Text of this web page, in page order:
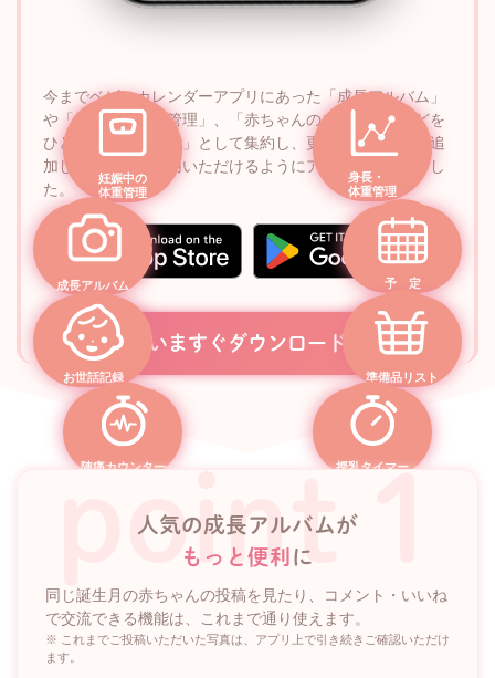
妊娠中の
体重管理
身長・
体重管理
成長アルバム 予 定
お世話記録 準備品リスト
陣痛カウンター 授乳タイマー
今までベビーカレンダーアプリにあった「成長アルバム」
や「妊娠中の体重管理」、「赤ちゃんの成長記録」などを
ひとつの「記録機能」として集約し、更に新サービスを追
加して便利にご利用いただけるようにアップデートしまし
た。
いますぐダウンロード
point 1
人気の成長アルバムが
もっと便利 に
同じ誕生月の赤ちゃんの投稿を見たり、コメント・いいね
で交流できる機能は、これまで通り使えます。
※ これまでご投稿いただいた写真は、アプリ上で引き続きご確認いただけ
ます。